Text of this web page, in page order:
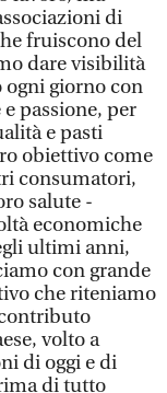
di
fruiscono del
dare visibilità
ogni giorno con
passione, per
e pasti
obiettivo come
consumatori,
salute -
economiche
ultimi anni,
con grande
che riteniamo
volto a
di oggi e di
di tutto